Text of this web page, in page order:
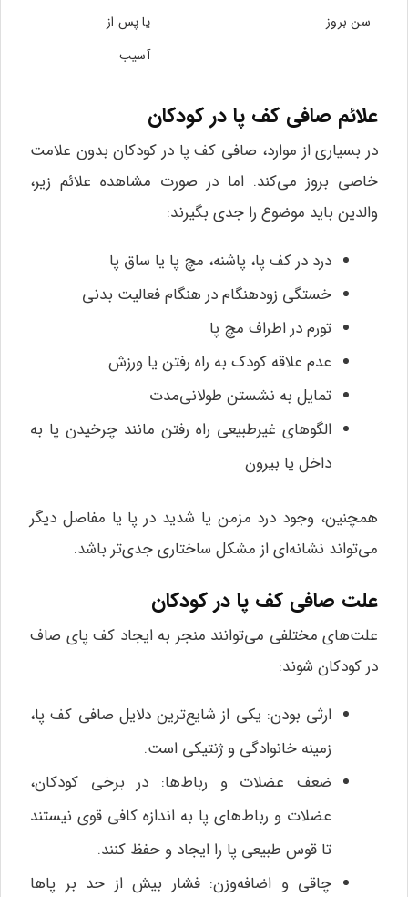
سن بروز
یا پس از
آسیب
علائم صافی کف پا در کودکان
در بسیاری از موارد، صافی کف پا در کودکان بدون علامت
خاصی بروز می‌کند. اما در صورت مشاهده علائم زیر،
والدین باید موضوع را جدی بگیرند:
درد در کف پا، پاشنه، مچ پا یا ساق پا
خستگی زودهنگام در هنگام فعالیت بدنی
تورم در اطراف مچ پا
عدم علاقه کودک به راه رفتن یا ورزش
تمایل به نشستن طولانی‌مدت
الگوهای غیرطبیعی راه رفتن مانند چرخیدن پا به
داخل یا بیرون
همچنین، وجود درد مزمن یا شدید در پا یا مفاصل دیگر
می‌تواند نشانه‌ای از مشکل ساختاری جدی‌تر باشد.
علت صافی کف پا در کودکان
علت‌های مختلفی می‌توانند منجر به ایجاد کف پای صاف
در کودکان شوند:
ارثی بودن: یکی از شایع‌ترین دلایل صافی کف پا،
زمینه خانوادگی و ژنتیکی است.
ضعف عضلات و رباط‌ها: در برخی کودکان،
عضلات و رباط‌های پا به اندازه کافی قوی نیستند
تا قوس طبیعی پا را ایجاد و حفظ کنند.
چاقی و اضافه‌وزن: فشار بیش از حد بر پاها